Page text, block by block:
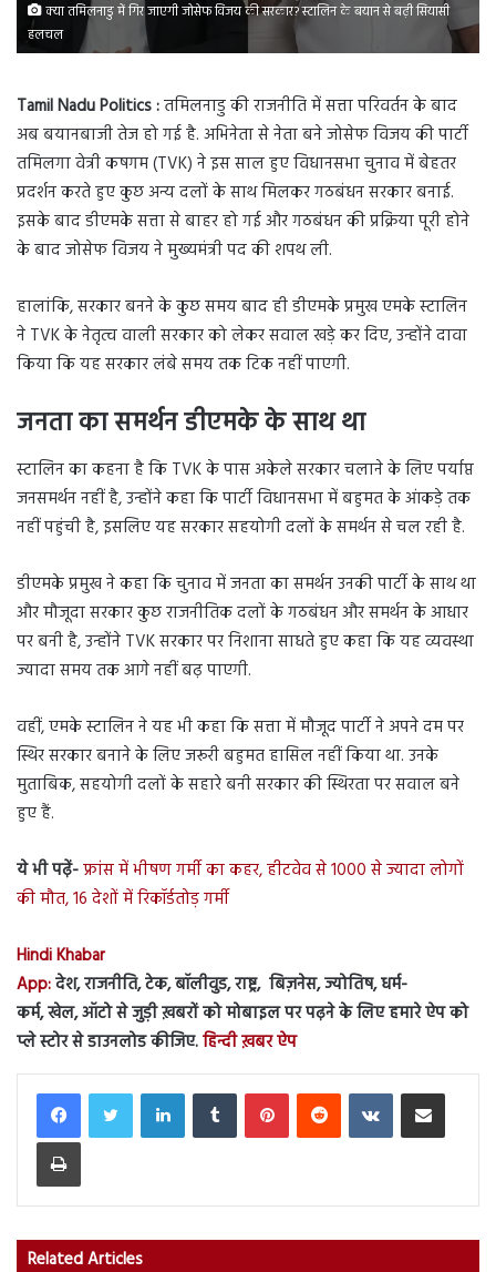
क्या तमिलनाडु में गिर जाएगी जोसेफ विजय की सरकार? स्टालिन के बयान से बढ़ी सियासी
हलचल
Tamil Nadu Politics :तमिलनाडु की राजनीति में सत्ता परिवर्तन के बाद
अब बयानबाजी तेज हो गई है. अभिनेता से नेता बने जोसेफ विजय की पार्टी
तमिलगा वेत्री कषगम (TVK) ने इस साल हुए विधानसभा चुनाव में बेहतर
प्रदर्शन करते हुए कुछ अन्य दलों के साथ मिलकर गठबंधन सरकार बनाई.
इसके बाद डीएमके सत्ता से बाहर हो गई और गठबंधन की प्रक्रिया पूरी होने
के बाद जोसेफ विजय ने मुख्यमंत्री पद की शपथ ली.
हालांकि, सरकार बनने के कुछ समय बाद ही डीएमके प्रमुख एमके स्टालिन
ने TVK के नेतृत्व वाली सरकार को लेकर सवाल खड़े कर दिए, उन्होंने दावा
किया कि यह सरकार लंबे समय तक टिक नहीं पाएगी.
जनता का समर्थन डीएमके के साथ था
स्टालिन का कहना है कि TVK के पास अकेले सरकार चलाने के लिए पर्याप्त
जनसमर्थन नहीं है, उन्होंने कहा कि पार्टी विधानसभा में बहुमत के आंकड़े तक
नहीं पहुंची है, इसलिए यह सरकार सहयोगी दलों के समर्थन से चल रही है.
डीएमके प्रमुख ने कहा कि चुनाव में जनता का समर्थन उनकी पार्टी के साथ था
और मौजूदा सरकार कुछ राजनीतिक दलों के गठबंधन और समर्थन के आधार
पर बनी है, उन्होंने TVK सरकार पर निशाना साधते हुए कहा कि यह व्यवस्था
ज्यादा समय तक आगे नहीं बढ़ पाएगी.
वहीं, एमके स्टालिन ने यह भी कहा कि सत्ता में मौजूद पार्टी ने अपने दम पर
स्थिर सरकार बनाने के लिए जरूरी बहुमत हासिल नहीं किया था. उनके
मुताबिक, सहयोगी दलों के सहारे बनी सरकार की स्थिरता पर सवाल बने
हुए हैं.
ये भी पढ़ें-फ्रांस में भीषण गर्मी का कहर, हीटवेव से 1000 से ज्यादा लोगों
की मौत, 16 देशों में रिकॉर्डतोड़ गर्मी
Hindi Khabar
App:देश, राजनीति, टेक, बॉलीवुड, राष्ट्र, बिज़नेस, ज्योतिष, धर्म-
कर्म, खेल, ऑटो से जुड़ी ख़बरों को मोबाइल पर पढ़ने के लिए हमारे ऐप को
प्ले स्टोर से डाउनलोड कीजिए.हिन्दी ख़बर ऐप
LinkedInTumblr PinterestReddit VKontakteShare via Email
Print
Related Articles